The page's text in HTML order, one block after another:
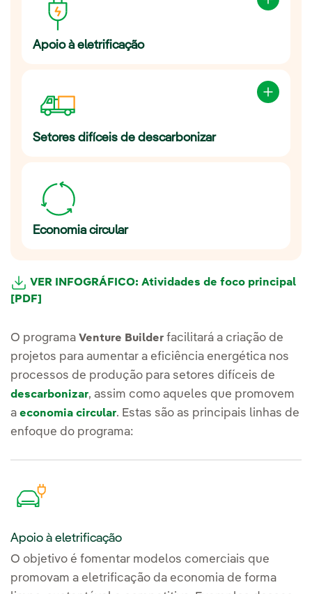
Apoio à eletrificação
Setores difíceis de descarbonizar
Economia circular
VER INFOGRÁFICO: Atividades de foco principal
[PDF]
O programa Venture Builder facilitará a criação de
projetos para aumentar a eficiência energética nos
processos de produção para setores difíceis de
descarbonizar, assim como aqueles que promovem
a economia circular. Estas são as principais linhas de
enfoque do programa:
Apoio à eletrificação
O objetivo é fomentar modelos comerciais que
promovam a eletrificação da economia de forma